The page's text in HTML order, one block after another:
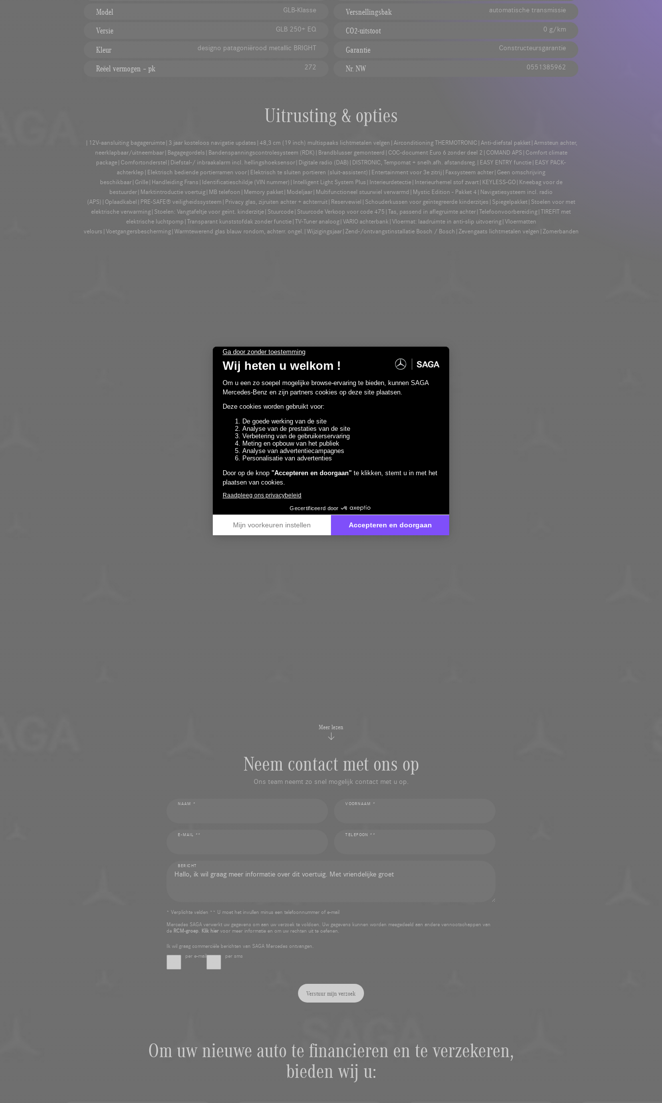
Model GLB-Klasse
Versie GLB 250+ EQ
Kleur designo patagoniërood metallic BRIGHT
Reëel vermogen – pk 272
Versnellingsbak automatische transmissie
CO2-uitstoot 0 g/km
Garantie Constructeursgarantie
Nr. NW 0551385962
Uitrusting & opties
|12V-aansluiting bagageruimte|3 jaar kosteloos navigatie updates|48,3 cm (19 inch) multispaaks lichtmetalen velgen|Airconditioning THERMOTRONIC|Anti-diefstal pakket|Armsteun achter,
neerklapbaar/uitneembaar|Bagagegordels|Bandenspanningscontrolesysteem (RDK)|Brandblusser gemonteerd|COC-document Euro 6 zonder deel 2|COMAND APS|Comfort climate
package|Comfortonderstel|Diefstal-/ inbraakalarm incl. hellingshoeksensor|Digitale radio (DAB)|DISTRONIC, Tempomat + snelh.afh. afstandsreg.|EASY ENTRY functie|EASY PACK-
achterklep|Elektrisch bediende portierramen voor|Elektrisch te sluiten portieren (sluit-assistent)|Entertainment voor 3e zitrij|Faxsysteem achter|Geen omschrijving
beschikbaar|Grille|Handleiding Frans|Identificatieschildje (VIN nummer)|Intelligent Light System Plus|Interieurdetectie|Interieurhemel stof zwart|KEYLESS-GO|Kneebag voor de
bestuurder|Marktintroductie voertuig|MB telefoon|Memory pakket|Modeljaar|Multifunctioneel stuurwiel verwarmd|Mystic Edition - Pakket 4|Navigatiesysteem incl. radio
(APS)|Oplaadkabel|PRE-SAFE® veiligheidssysteem|Privacy glas, zijruiten achter + achterruit|Reservewiel|Schouderkussen voor geïntegreerde kinderzitjes|Spiegelpakket|Stoelen voor met
elektrische verwarming|Stoelen: Vangtafeltje voor geïnt. kinderzitje|Stuurcode|Stuurcode Verkoop voor code 475|Tas, passend in aflegruimte achter|Telefoonvoorbereiding|TIREFIT met
elektrische luchtpomp|Transparant kunststofdak zonder functie|TV-Tuner analoog|VARIO achterbank|Vloermat: laadruimte in anti-slip uitvoering|Vloermatten
velours|Voetgangersbescherming|Warmtewerend glas blauw rondom, achterr. ongel.|Wijzigingsjaar|Zend-/ontvangstinstallatie Bosch / Bosch|Zevengaats lichtmetalen velgen|Zomerbanden
Meer lezen
Neem contact met ons op
Ons team neemt zo snel mogelijk contact met u op.
NAAM * VOORNAAM *
E-MAIL ** TELEFOON **
BERICHT
* Verplichte velden ** U moet het invullen minus een telefoonnummer of e-mail
Mercedes SAGA verwerkt uw gegevens om aan uw verzoek te voldoen. Uw gegevens kunnen worden meegedeeld aan andere vennootschappen van
de RCM-groep. Klik hiervoor meer informatie en om uw rechten uit te oefenen.
Ik wil graag commerciële berichten van SAGA Mercedes ontvangen.
per e-mail
per sms
Verstuur mijn verzoek
Om uw nieuwe auto te financieren en te verzekeren,
bieden wij u: